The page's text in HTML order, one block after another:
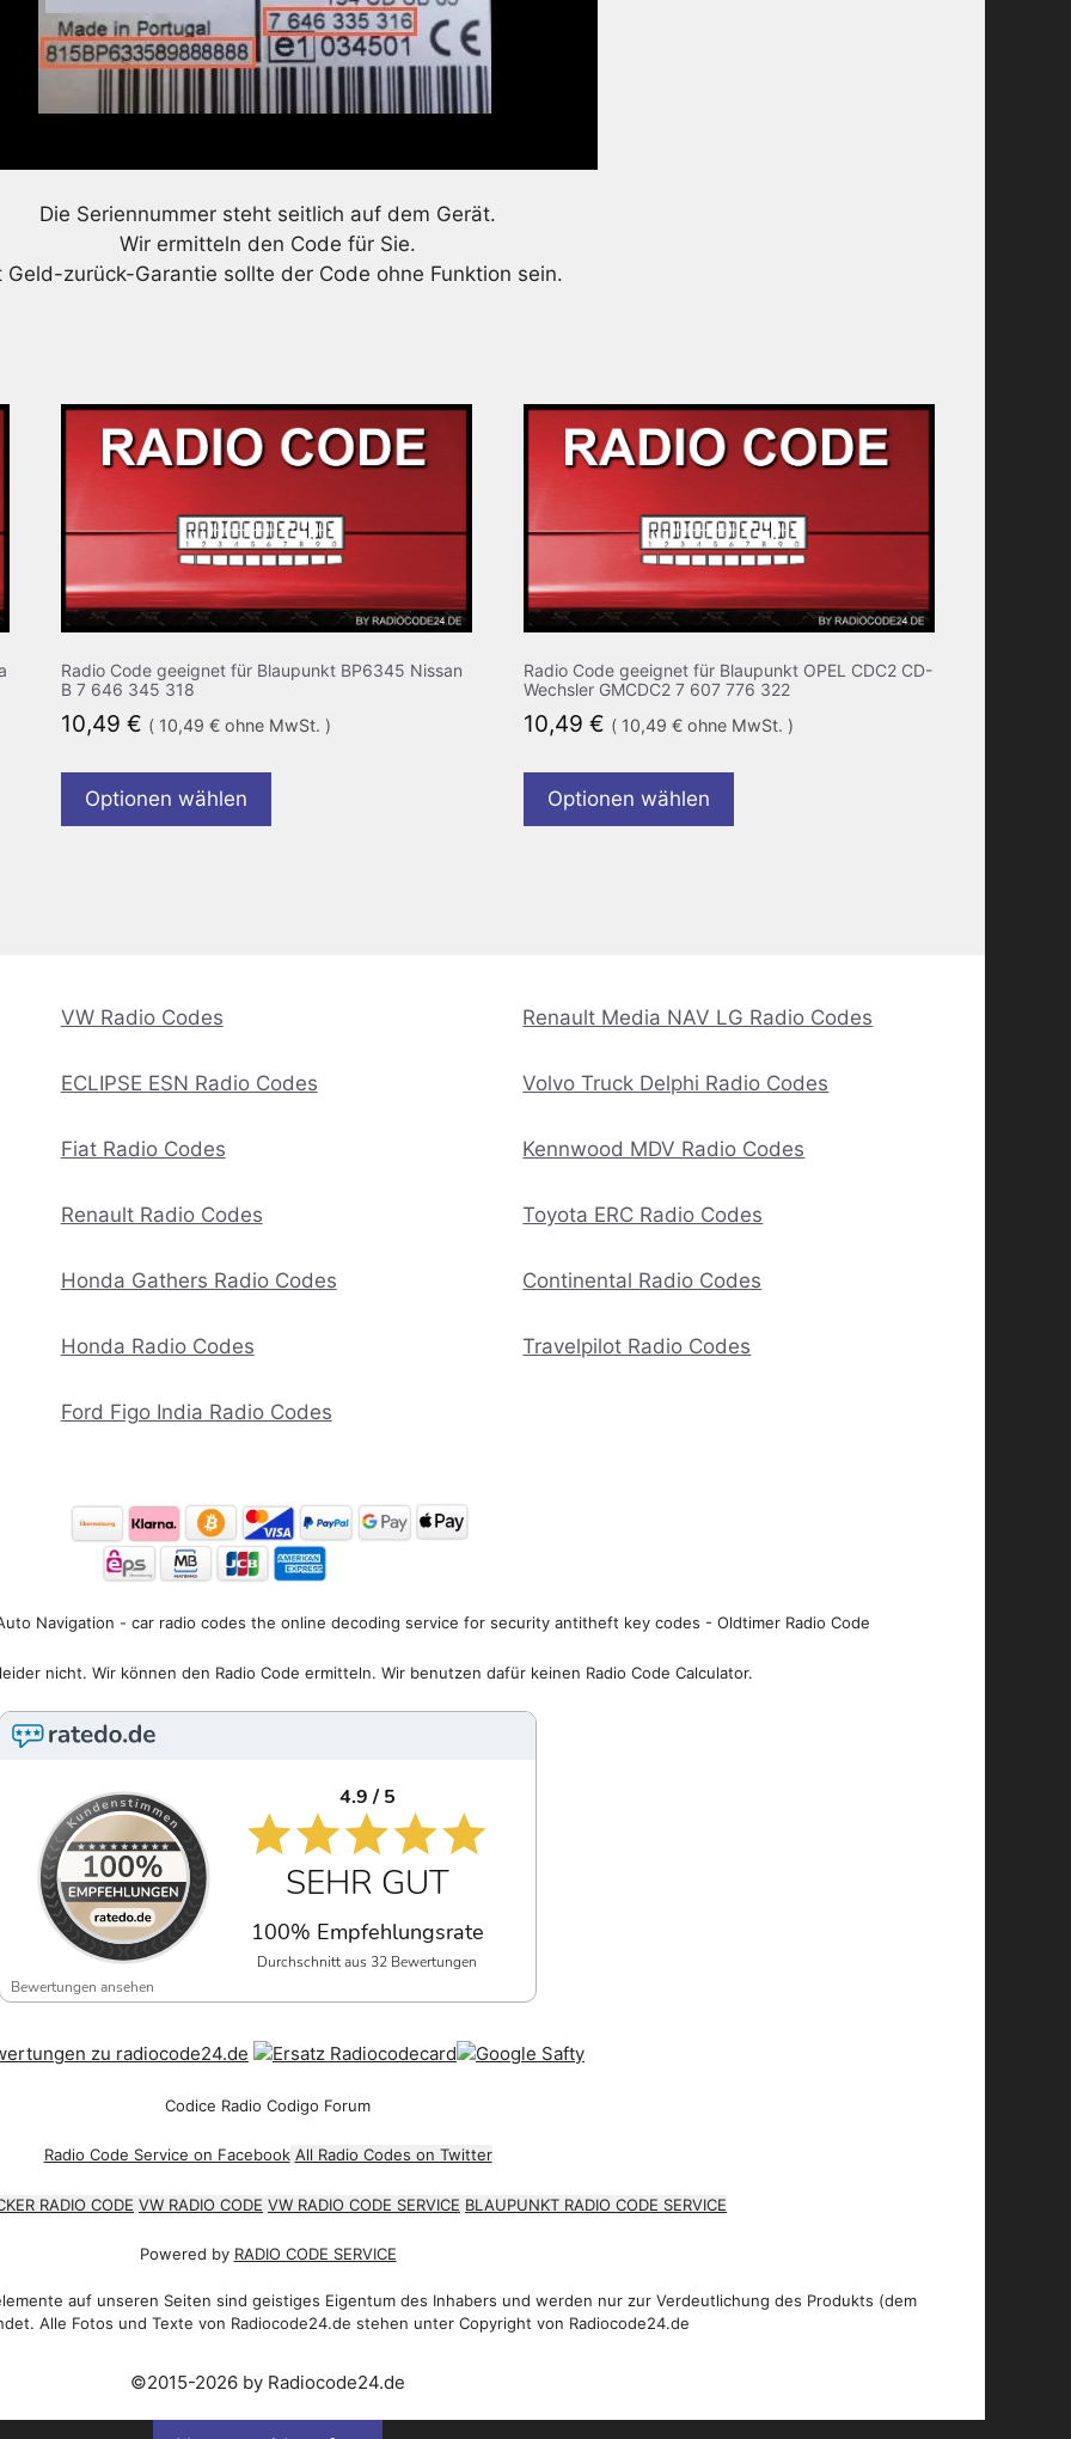
Die Seriennummer steht seitlich auf dem Gerät.
Wir ermitteln den Code für Sie.
Geld-zurück-Garantie sollte der Code ohne Funktion sein.
Radio Code geeignet für Blaupunkt BP6345 Nissan
B 7 646 345 318
10,49 € ( 10,49 €ohne MwSt. )
Optionen wählen
Radio Code geeignet für Blaupunkt OPEL CDC2 CD-
Wechsler GMCDC2 7 607 776 322
10,49 € ( 10,49 €ohne MwSt. )
Optionen wählen
VW Radio Codes
ECLIPSE ESN Radio Codes
Fiat Radio Codes
Renault Radio Codes
Honda Gathers Radio Codes
Honda Radio Codes
Ford Figo India Radio Codes
Renault Media NAV LG Radio Codes
Volvo Truck Delphi Radio Codes
Kennwood MDV Radio Codes
Toyota ERC Radio Codes
Continental Radio Codes
Travelpilot Radio Codes
Navigation - car radio codes the online decoding service for security antitheft key codes - Oldtimer Radio Code
nicht. Wir können den Radio Code ermitteln. Wir benutzen dafür keinen Radio Code Calculator.
4.9 / 5
SEHR GUT
100% Empfehlungsrate
Durchschnitt aus 32 Bewertungen
Bewertungen ansehen
Codice Radio Codigo Forum
Radio Code Service on Facebook All Radio Codes on Twitter
RADIO CODE VW RADIO CODE VW RADIO CODE SERVICE BLAUPUNKT RADIO CODE SERVICE
Powered by RADIO CODE SERVICE
auf unseren Seiten sind geistiges Eigentum des Inhabers und werden nur zur Verdeutlichung des Produkts (dem
Alle Fotos und Texte von Radiocode24.de stehen unter Copyright von Radiocode24.de
©2015-2026 by Radiocode24.de